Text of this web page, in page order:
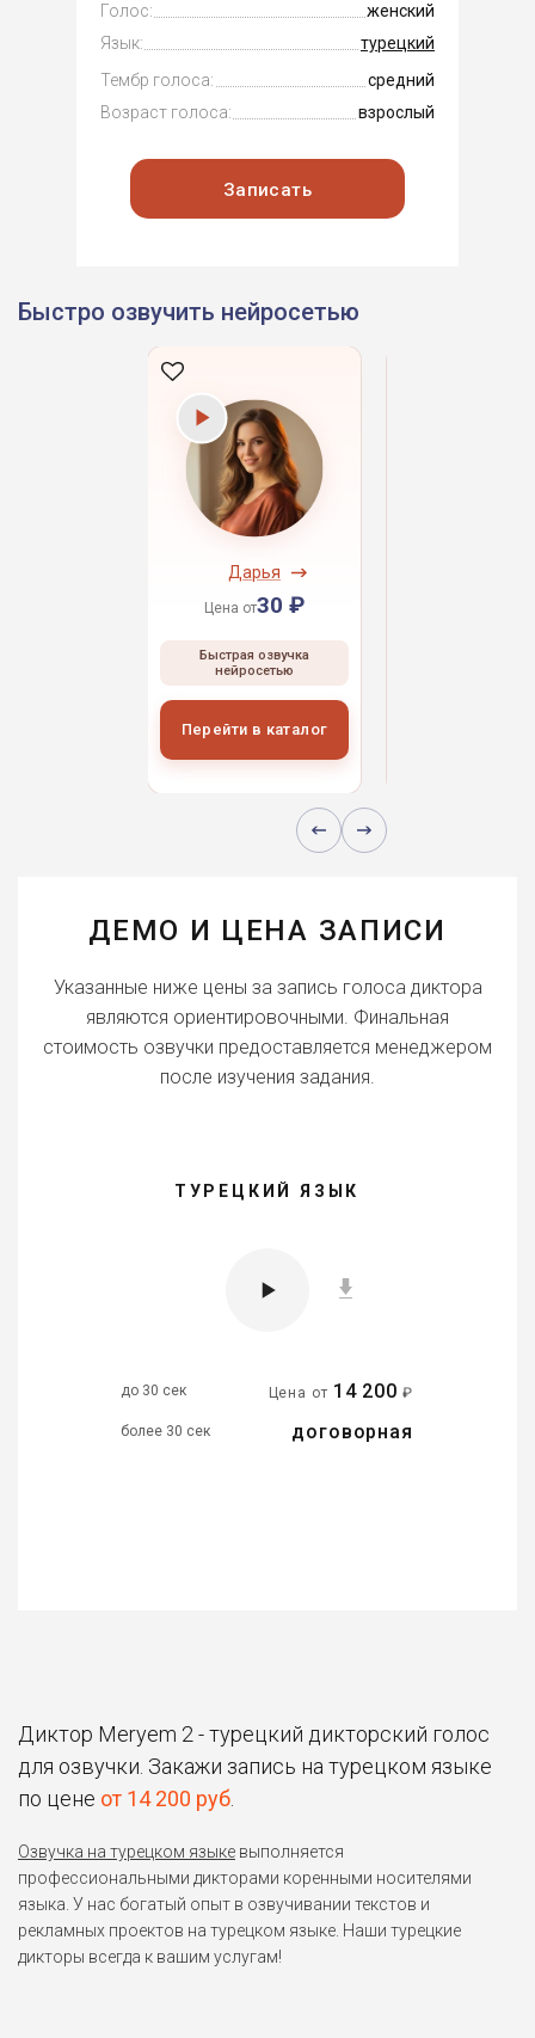
Голос:
женский
Язык:
турецкий
Тембр голоса:
средний
Возраст голоса:
взрослый
Записать
Быстро озвучить нейросетью
Дарья
Цена от30 ₽
Быстрая озвучка
нейросетью
Перейти в каталог
ДЕМО И ЦЕНА ЗАПИСИ
Указанные ниже цены за запись голоса диктора
являются ориентировочными. Финальная
стоимость озвучки предоставляется менеджером
после изучения задания.
ТУРЕЦКИЙ ЯЗЫК
до 30 сек Цена от 14 200 ₽
более 30 сек договорная
Диктор Meryem 2 - турецкий дикторский голос
для озвучки. Закажи запись на турецком языке
по цене от 14 200 руб
Озвучка на турецком языке выполняется
профессиональными дикторами коренными носителями
языка. У нас богатый опыт в озвучивании текстов и
рекламных проектов на турецком языке. Наши турецкие
дикторы всегда к вашим услугам!